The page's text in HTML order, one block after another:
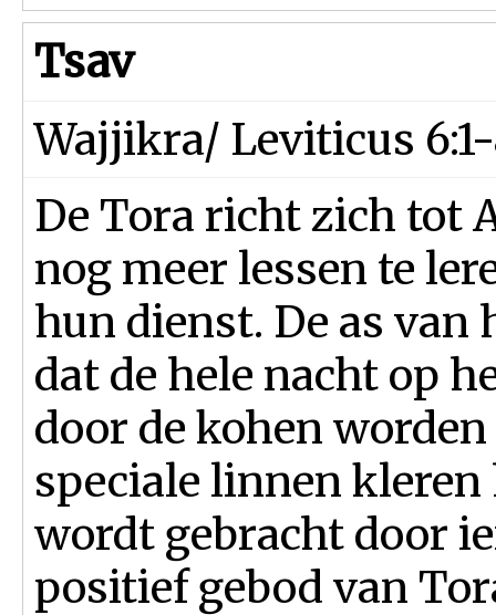
Tsav
Wajjikra/ Leviticus
De Tora richt zich tot
nog meer lessen te
hun dienst. De as
dat de hele nacht op
door de kohen
speciale linnen
wordt gebracht door
positief gebod van